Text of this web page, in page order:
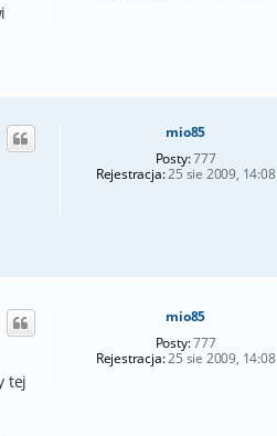
mio85
Posty:777
Rejestracja:25 sie 2009, 14:08
mio85
Posty:777
Rejestracja:25 sie 2009, 14:08
tej